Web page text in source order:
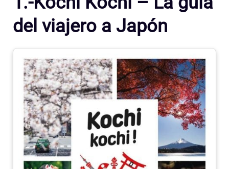
del viajero a Japón